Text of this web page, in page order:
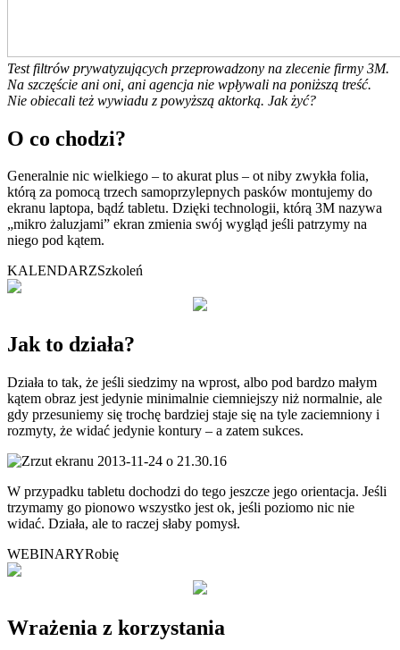
Test filtrów prywatyzujących przeprowadzony na zlecenie firmy 3M.
Na szczęście ani oni, ani agencja nie wpływali na poniższą treść.
Nie obiecali też wywiadu z powyższą aktorką. Jak żyć?
O co chodzi?
Generalnie nic wielkiego – to akurat plus – ot niby zwykła folia,
którą za pomocą trzech samoprzylepnych pasków montujemy do
ekranu laptopa, bądź tabletu. Dzięki technologii, którą 3M nazywa
„mikro żaluzjami” ekran zmienia swój wygląd jeśli patrzymy na
niego pod kątem.
KALENDARZSzkoleń
Jak to działa?
Działa to tak, że jeśli siedzimy na wprost, albo pod bardzo małym
kątem obraz jest jedynie minimalnie ciemniejszy niż normalnie, ale
gdy przesuniemy się trochę bardziej staje się na tyle zaciemniony i
rozmyty, że widać jedynie kontury – a zatem sukces.
W przypadku tabletu dochodzi do tego jeszcze jego orientacja. Jeśli
trzymamy go pionowo wszystko jest ok, jeśli poziomo nic nie
widać. Działa, ale to raczej słaby pomysł.
WEBINARYRobię
Wrażenia z korzystania